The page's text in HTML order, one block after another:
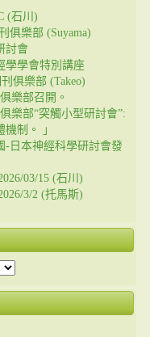
(石川)
俱樂部 (Suyama)
討會
學學會特別講座
俱樂部 (Takeo)
樂部召開。
樂部“突觸小型研討會”:
制。 」
-日本神經科學研討會發
03/15 (石川)
3/2 (托馬斯)